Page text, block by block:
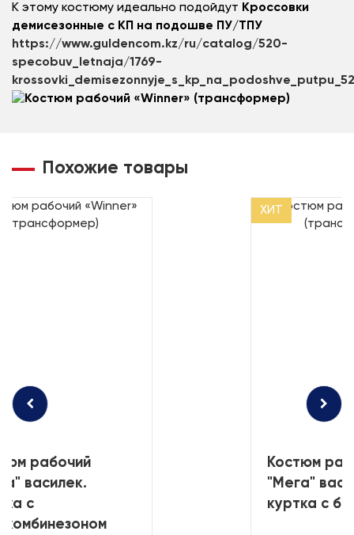
К этому костюму идеально подойдут Кроссовки
демисезонные с КП на подошве ПУ/ТПУ
https://www.guldencom.kz/ru/catalog/520-
specobuv_letnaja/1769-
Похожие товары
рабочий
василек.
с
ХИТ
Костюм
"Мега"
куртка с